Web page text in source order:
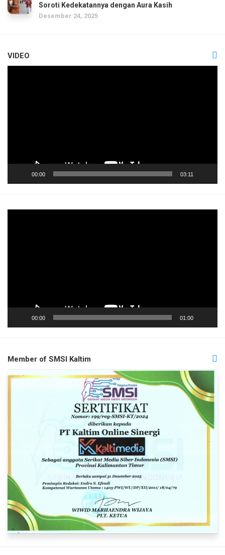
Soroti Kedekatannya dengan Aura Kasih
Desember 24, 2025
VIDEO
00:00 03:11
00:00 01:00
Member of SMSI Kaltim